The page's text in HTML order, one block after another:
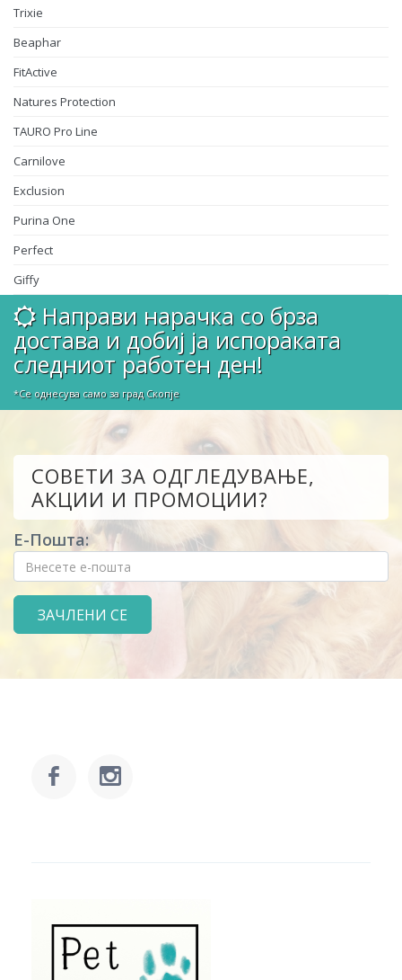
Trixie
Beaphar
FitActive
Natures Protection
TAURO Pro Line
Carnilove
Exclusion
Purina One
Perfect
Giffy
Направи нарачка со брза
достава и добиј ја испораката
следниот работен ден!
*Се однесува само за град Скопје
СОВЕТИ ЗА ОДГЛЕДУВАЊЕ,
АКЦИИ И ПРОМОЦИИ?
Е-Пошта: